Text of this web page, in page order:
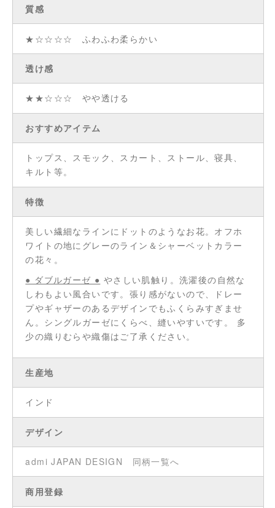
質感
★☆☆☆☆ ふわふわ柔らかい
透け感
★★☆☆☆ やや透ける
おすすめアイテム
トップス、スモック、スカート、ストール、寝具、
キルト等。
特徴
美しい繊細なラインにドットのようなお花。オフホ
ワイトの地にグレーのライン＆シャーベットカラー
の花々。
● ダブルガーゼ ● やさしい肌触り。洗濯後の自然な
しわもよい風合いです。張り感がないので、ドレー
プやギャザーのあるデザインでもふくらみすぎませ
ん。シングルガーゼにくらべ、縫いやすいです。 多
少の織りむらや織傷はご了承ください。
生産地
インド
デザイン
admi JAPAN DESIGN 同柄一覧へ
商用登録